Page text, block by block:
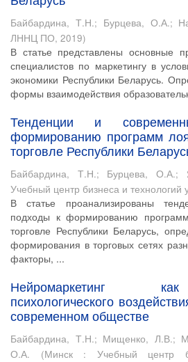
Байбардина, Т.Н.; Бурцева, О.А.;
ЛННЦ ПО, 2019)
В статье представлены основные
специалистов по маркетингу в
экономики Республики Беларусь.
формы взаимодействия
Тенденции и
формированию программ
торговле Республики
Байбардина, Т.Н.; Бурцева, О.А.;
Учебный центр бизнеса и технологий
В статье проанализированы
подходы к формированию
торговле Республики Беларусь,
формирования в торговых сетях
факторы, ...
Нейромаркетинг
психологического
современном обществе
Байбардина, Т.Н.; Мищенко, Л.В.;
О.А.
(Минск : Учебный центр